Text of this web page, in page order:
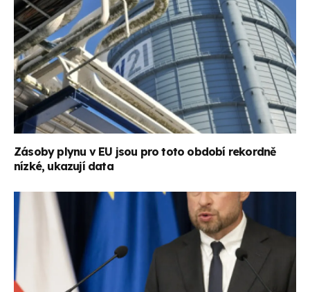
Zásoby plynu v EU jsou pro toto období rekordně
nízké, ukazují data